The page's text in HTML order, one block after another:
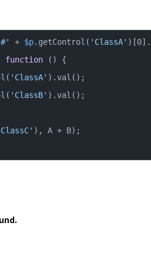
+ $p.getControl( 'ClassA' )[0].
function
'ClassA'
'ClassB'